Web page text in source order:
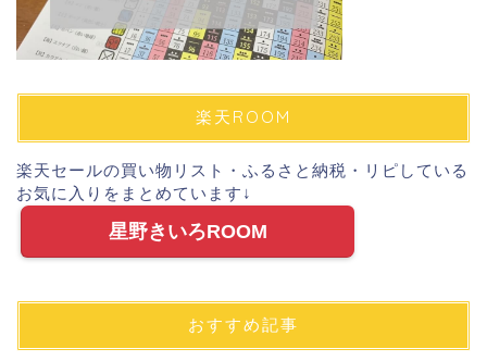
楽天ROOM
楽天セールの買い物リスト・ふるさと納税・リピしている
お気に入りをまとめています↓
星野きいろROOM
おすすめ記事